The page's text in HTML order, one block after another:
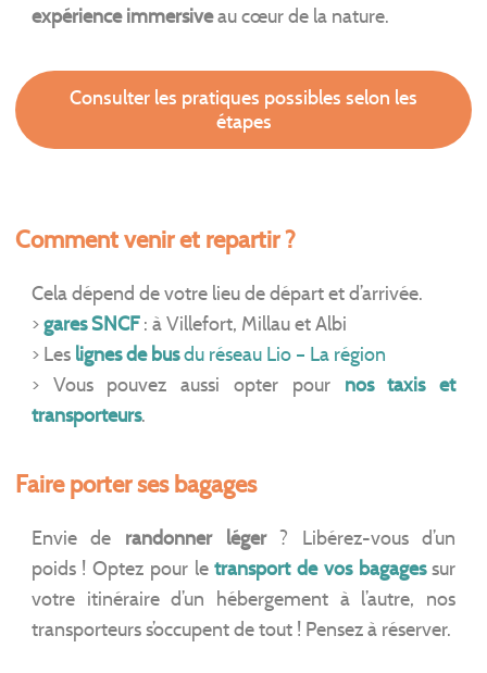
expérience immersiveau cœur de la nature.
Consulter les pratiques possibles selon les
étapes
Comment venir et repartir ?
Cela dépend de votre lieu de départ et d’arrivée.
>gares SNCF: à Villefort, Millau et Albi
> Les lignes de busdu réseau Lio – La région
> Vous pouvez aussi opter pour nos taxis et
transporteurs.
Faire porter ses bagages
Envie de randonner léger? Libérez-vous d’un
poids ! Optez pour letransport de vos bagagessur
votre itinéraire d’un hébergement à l’autre, nos
transporteurs s’occupent de tout ! Pensez à réserver.